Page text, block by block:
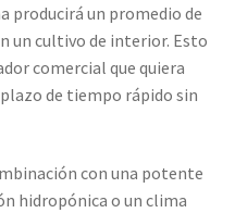
producirá un promedio de
un cultivo de interior. Esto
comercial que quiera
de tiempo rápido sin
con una potente
hidropónica o un clima